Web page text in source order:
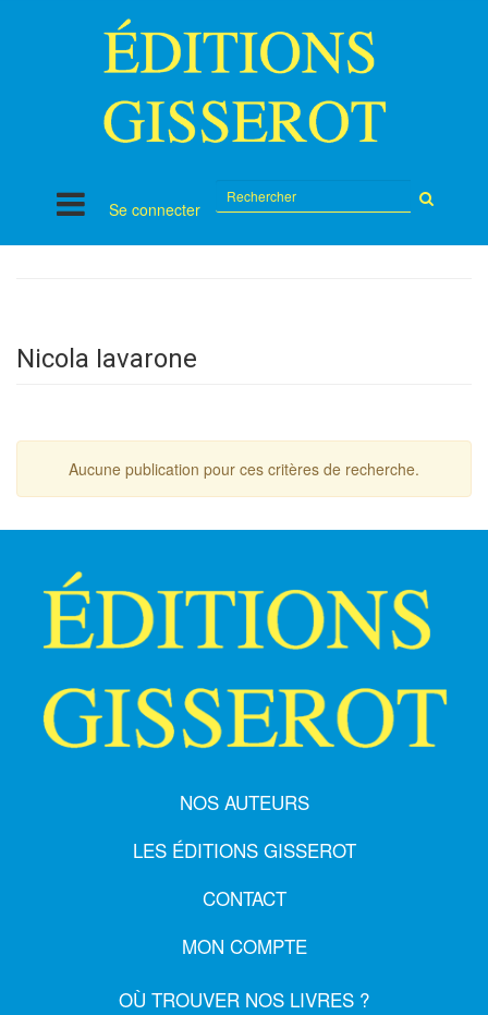
Se connecter
sur
Nicola Iavarone
Aucune publication pour ces critères de recherche.
NOS AUTEURS
LES ÉDITIONS GISSEROT
CONTACT
MON COMPTE
OÙ TROUVER NOS LIVRES ?